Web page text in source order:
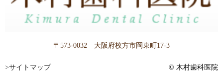
〒573-0032 大阪府枚方市岡東町17-3
© 木村歯科医院
>サイトマップ